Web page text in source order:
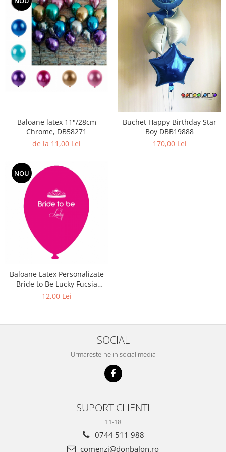
Propsuri
Suflatori
Farfurii,pahare & servetele
Ornamente sala
Masti
Confetti
Pinata
Baloane Ocazii Speciale
Baloane Majorat
Baloane Aniversari
I love you
Prima aniversare
Baloane latex 11"/28cm
Chrome, DB58271
de la 11,00 Lei
Buchet Happy Birthday Star
Boy DBB19888
170,00 Lei
NOU
Baloane Latex Personalizate
Bride to Be Lucky Fucsia
DB.GI.BTBL.F
12,00 Lei
SOCIAL
Urmareste-ne in social media
SUPORT CLIENTI
11-18
0744 511 988
comenzi@donbalon.ro